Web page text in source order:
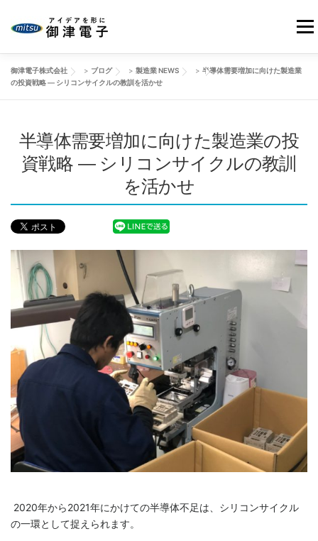
ン
メニ
HOME 当社の強み 御津電子の品質
会社情報 製品事例 改善動画 ブログ
御津電子株式会社 > ブログ > 製造業 NEWS > 半導体需要増加に向けた製造業
の投資戦略 ― シリコンサイクルの教訓を活かせ
半導体需要増加に向けた製造業の投
資戦略 ― シリコンサイクルの教訓
を活かせ
2020年から2021年にかけての半導体不足は、シリコンサイクル
の一環として捉えられます。